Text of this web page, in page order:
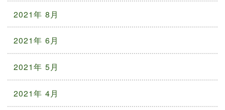
2021年 8月
2021年 6月
2021年 5月
2021年 4月